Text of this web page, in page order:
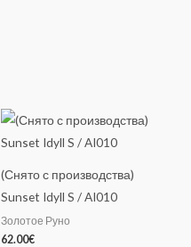
(Снято с производства)
Sunset Idyll S / AI010
Золотое Руно
62.00€